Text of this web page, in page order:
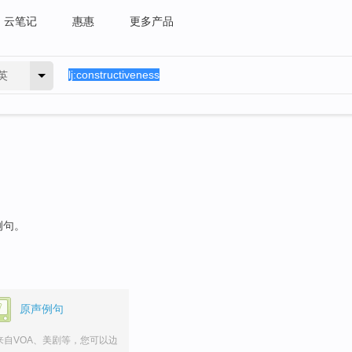
云笔记 惠惠 更多产品
。
原声例句
自VOA、美剧等，您可以边